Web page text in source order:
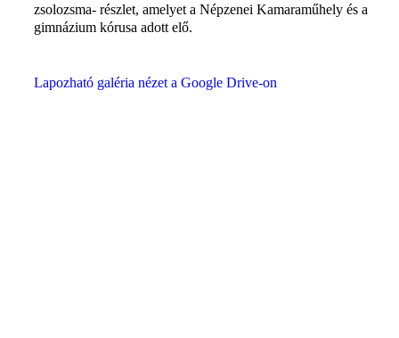
zsolozsma- részlet, amelyet a Népzenei Kamaraműhely és a
gimnázium kórusa adott elő.
Lapozható galéria nézet a Google Drive-on